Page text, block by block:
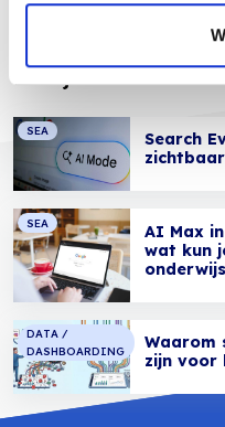
Bekijk ook
Search
SEA
AI Max
wat kun
SEA
Waarom
zijn voor
DATA /
DASHBOARDING